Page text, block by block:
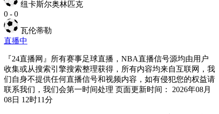
纽卡斯尔奥林匹克
0 - 0
瓦伦蒂勒
直播中
『24直播网』所有赛事足球直播，NBA直播信号源均由用户
收集或从搜索引擎搜索整理获得，所有内容均来自互联网，我
们自身不提供任何直播信号和视频内容，如有侵犯您的权益请
联系我们，我们会第一时间处理 页面更新时间： 2026年08月
08日 12时11分